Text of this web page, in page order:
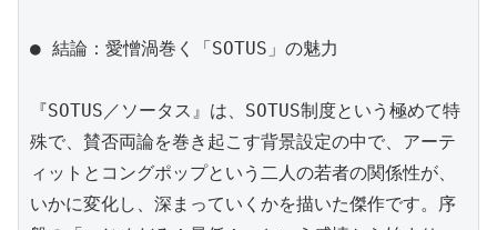
● 結論：愛憎渦巻く「SOTUS」の魅力
『SOTUS／ソータス』は、SOTUS制度という極めて特
殊で、賛否両論を巻き起こす背景設定の中で、アーテ
ィットとコングポップという二人の若者の関係性が、
いかに変化し、深まっていくかを描いた傑作です。序